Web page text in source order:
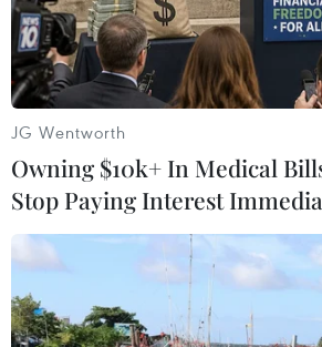
toàn cầu năm 2023, do tiêu thụ
tại Ấn Độ, Trung Quốc và khu
JG Wentworth
Owning $10k+ In Medical
Stop Paying Interest